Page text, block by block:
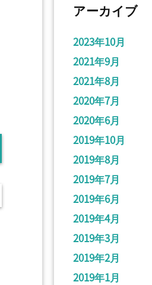
アーカイブ
2023年10月
2021年9月
2021年8月
2020年7月
2020年6月
2019年10月
2019年8月
2019年7月
2019年6月
2019年4月
2019年3月
2019年2月
2019年1月